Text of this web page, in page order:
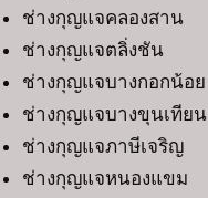
ช่างกุญแจคลองสาน
ช่างกุญแจตลิ่งชัน
ช่างกุญแจบางกอกน้อย
ช่างกุญแจบางขุนเทียน
ช่างกุญแจภาษีเจริญ
ช่างกุญแจหนองแขม